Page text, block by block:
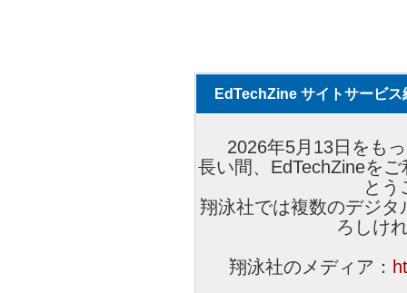
EdTechZine サイトサービス
2026年5月13日をも
長い間、EdTechZineを
とう
翔泳社では複数のデジ
ろしけ
翔泳社のメディア：